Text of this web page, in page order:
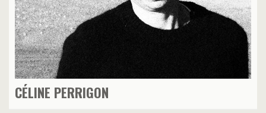
CÉLINE PERRIGON